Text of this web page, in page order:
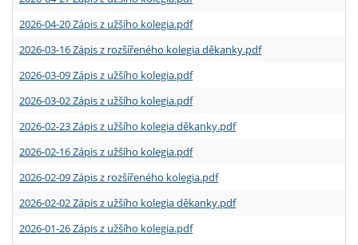
2026-04-20 Zápis z užšího kolegia.pdf
2026-03-16 Zápis z rozšířeného kolegia děkanky.pdf
2026-03-09 Zápis z užšího kolegia.pdf
2026-03-02 Zápis z užšího kolegia.pdf
2026-02-23 Zápis z užšího kolegia děkanky.pdf
2026-02-16 Zápis z užšího kolegia.pdf
2026-02-09 Zápis z rozšířeného kolegia.pdf
2026-02-02 Zápis z užšího kolegia děkanky.pdf
2026-01-26 Zápis z užšího kolegia.pdf